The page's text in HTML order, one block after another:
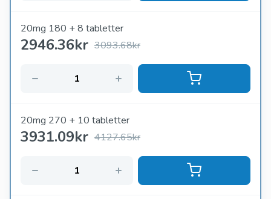
20mg 180 + 8 tabletter
2946.36kr 3093.68kr
20mg 270 + 10 tabletter
3931.09kr 4127.65kr